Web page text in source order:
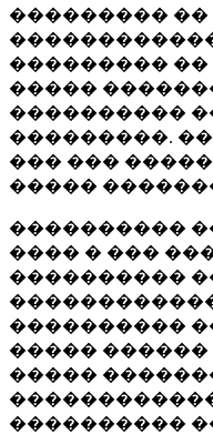
��������� ��
���������
�����
����������
���������.
��� ���
�����
����������
���� � ���
����������
����������
����� ������
�����
����������